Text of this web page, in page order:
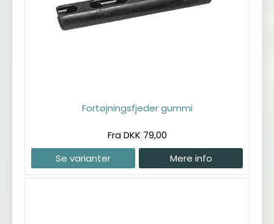
Fortøjningsfjeder gummi
Fra DKK 79,00
Se varianter
Mere info